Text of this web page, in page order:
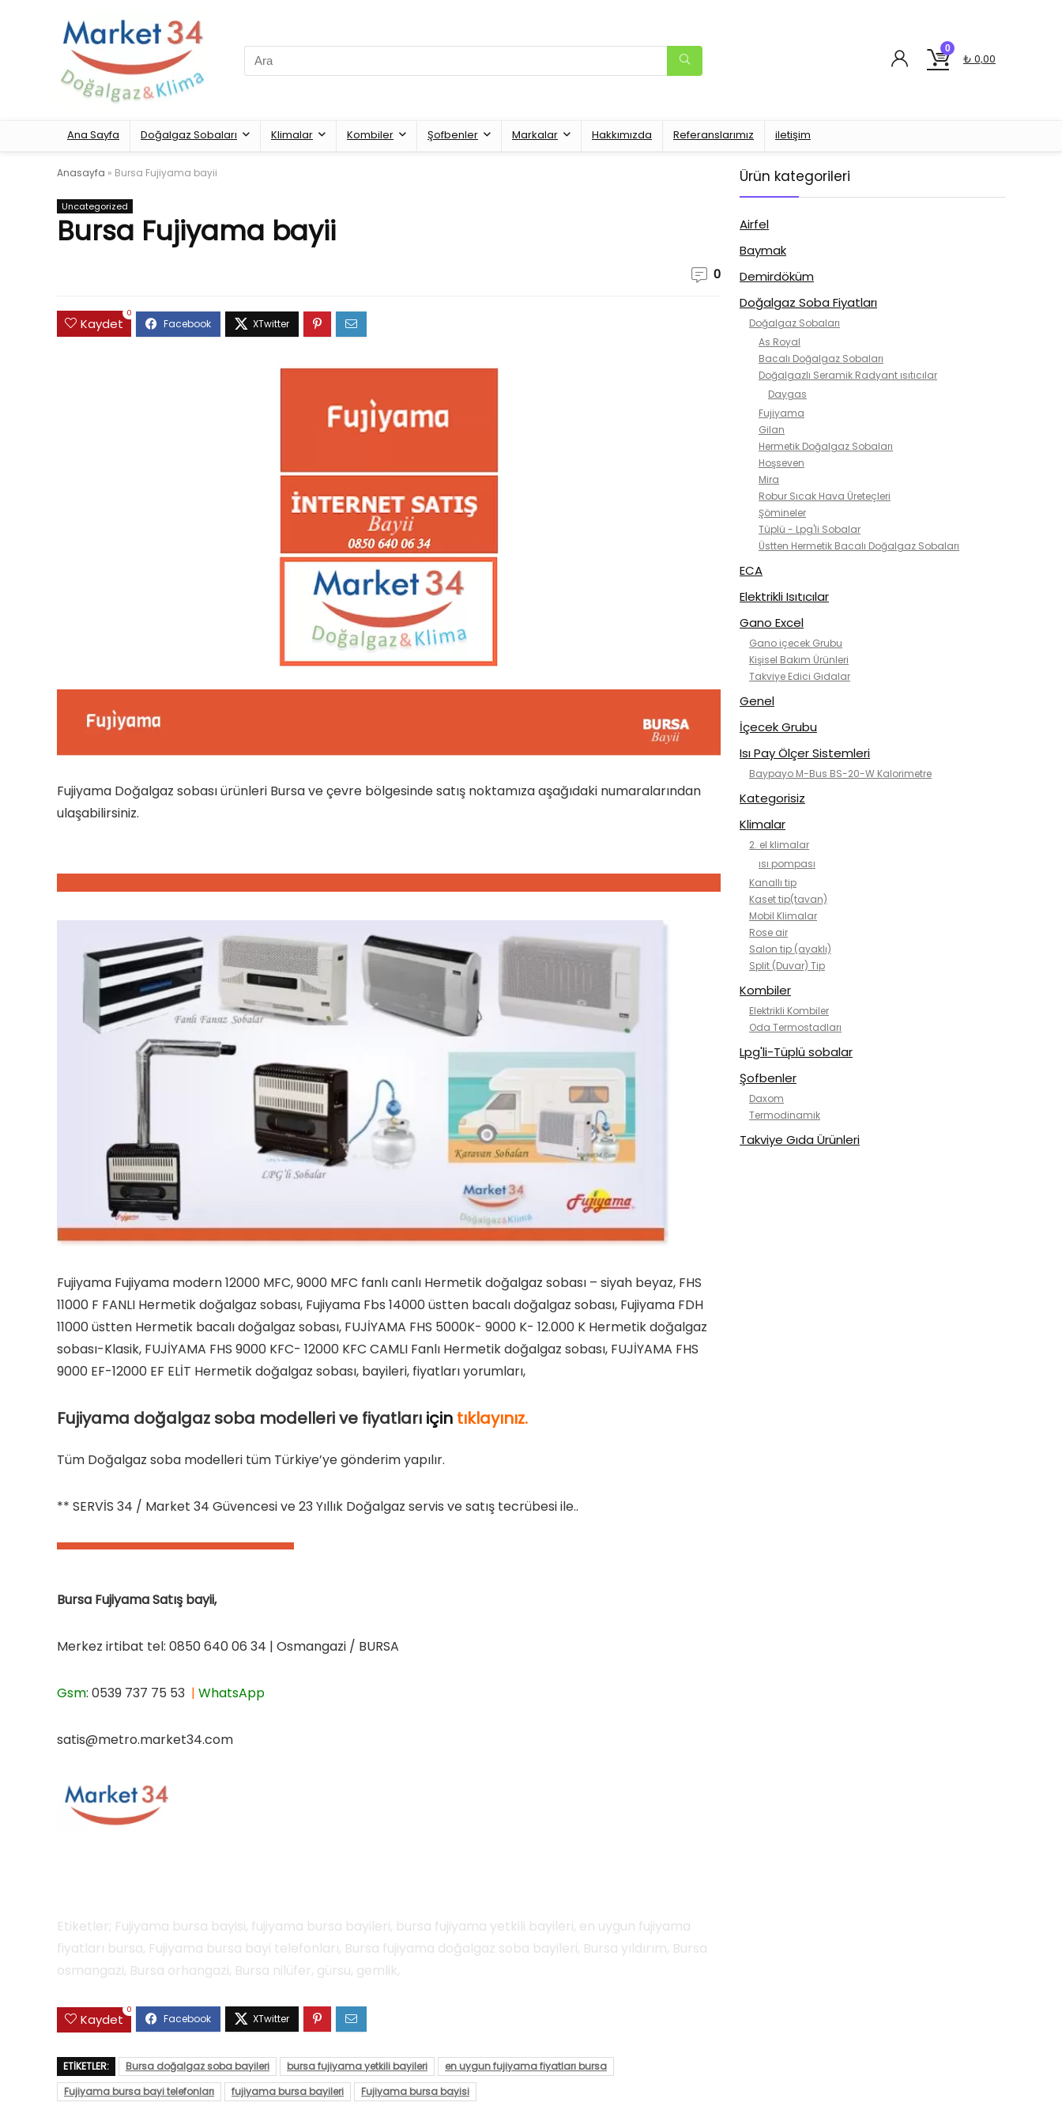
Search
for:
0
₺ 0,00
Ana Sayfa Doğalgaz Sobaları Klimalar Kombiler Şofbenler Markalar Hakkımızda Referanslarımız iletişim
Anasayfa » Bursa Fujiyama bayii
Uncategorized
Bursa Fujiyama bayii
0
Kaydet
0
Fujiyama Doğalgaz sobası ürünleri Bursa ve çevre bölgesinde satış noktamıza aşağıdaki numaralarından
ulaşabilirsiniz.
Fujiyama Fujiyama modern 12000 MFC, 9000 MFC fanlı canlı Hermetik doğalgaz sobası – siyah beyaz, FHS
11000 F FANLI Hermetik doğalgaz sobası, Fujiyama Fbs 14000 üstten bacalı doğalgaz sobası, Fujiyama FDH
11000 üstten Hermetik bacalı doğalgaz sobası, FUJİYAMA FHS 5000K- 9000 K- 12.000 K Hermetik doğalgaz
sobası-Klasik, FUJİYAMA FHS 9000 KFC- 12000 KFC CAMLI Fanlı Hermetik doğalgaz sobası, FUJİYAMA FHS
9000 EF-12000 EF ELİT Hermetik doğalgaz sobası, bayileri, fiyatları yorumları,
Fujiyama doğalgaz soba modelleri ve fiyatları için tıklayınız.
Tüm Doğalgaz soba modelleri tüm Türkiye’ye gönderim yapılır.
** SERVİS 34 / Market 34 Güvencesi ve 23 Yıllık Doğalgaz servis ve satış tecrübesi ile..
Bursa Fujiyama Satış bayii,
Merkez irtibat tel: 0850 640 06 34 | Osmangazi / BURSA
Gsm: 0539 737 75 53 | WhatsApp
satis@metro.market34.com
Etiketler; Fujiyama bursa bayisi, fujiyama bursa bayileri, bursa fujiyama yetkili bayileri, en uygun fujiyama
fiyatları bursa, Fujiyama bursa bayi telefonları, Bursa fujiyama doğalgaz soba bayileri, Bursa yıldırım, Bursa
osmangazi, Bursa orhangazi, Bursa nilüfer, gürsu, gemlik,
Kaydet
0
ETIKETLER: Bursa doğalgaz soba bayileri bursa fujiyama yetkili bayileri
en uygun fujiyama fiyatları bursa
Fujiyama bursa bayi telefonları
fujiyama bursa bayileri Fujiyama bursa bayisi
Ürün kategorileri
Airfel
Baymak
Demirdöküm
Doğalgaz Soba Fiyatları
Doğalgaz Sobaları
As Royal
Bacalı Doğalgaz Sobaları
Doğalgazlı Seramik Radyant ısıtıcılar
Daygas
Fujiyama
Gilan
Hermetik Doğalgaz Sobaları
Hoşseven
Mira
Robur Sıcak Hava Üreteçleri
Şömineler
Tüplü - Lpg'li Sobalar
Üstten Hermetik Bacalı Doğalgaz Sobaları
ECA
Elektrikli Isıtıcılar
Gano Excel
Gano içecek Grubu
Kişisel Bakım Ürünleri
Takviye Edici Gıdalar
Genel
İçecek Grubu
Isı Pay Ölçer Sistemleri
Baypayo M-Bus BS-20-W Kalorimetre
Kategorisiz
Klimalar
2. el klimalar
ısı pompası
Kanallı tip
Kaset tip(tavan)
Mobil Klimalar
Rose air
Salon tip (ayaklı)
Split (Duvar) Tip
Kombiler
Elektrikli Kombiler
Oda Termostadları
Lpg'li-Tüplü sobalar
Şofbenler
Daxom
Termodinamik
Takviye Gıda Ürünleri